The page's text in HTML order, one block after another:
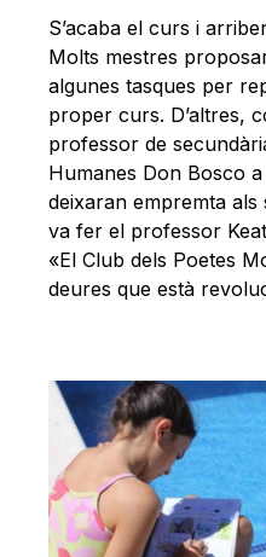
Accés
Català
S’acaba el curs i
Molts mestres
algunes tasques per
proper curs. D’altres,
professor de
Humanes Don Bosco
deixaran empremta
va fer el professor
«El Club dels Poetes
deures que està